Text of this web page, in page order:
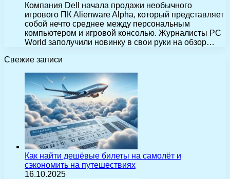
Компания Dell начала продажи необычного
игрового ПК Alienware Alpha, который представляет
собой нечто среднее между персональным
компьютером и игровой консолью. Журналисты PC
World заполучили новинку в свои руки на обзор…
Свежие записи
Как найти дешёвые билеты на самолёт и
сэкономить на путешествиях
16.10.2025